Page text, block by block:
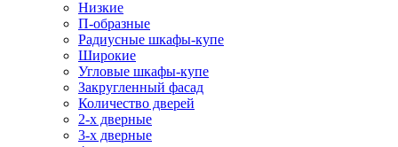
Низкие
П-образные
Радиусные шкафы-купе
Широкие
Угловые шкафы-купе
Закругленный фасад
Количество дверей
2-х дверные
3-х дверные